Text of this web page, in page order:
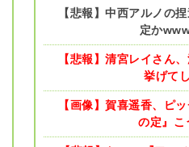
【悲報】中西アルノの
定か
【悲報】清宮レイさん
挙げて
【画像】賀喜遥香、ピ
の定』